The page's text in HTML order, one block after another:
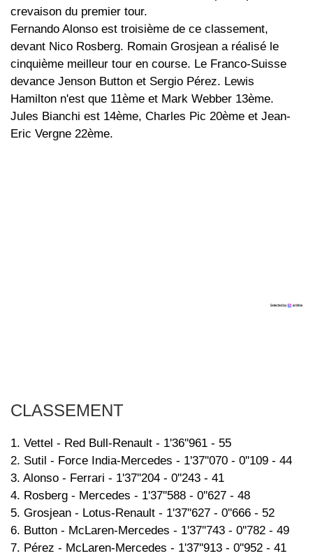
crevaison du premier tour.
Fernando Alonso est troisième de ce classement,
devant Nico Rosberg. Romain Grosjean a réalisé le
cinquième meilleur tour en course. Le Franco-Suisse
devance Jenson Button et Sergio Pérez. Lewis
Hamilton n'est que 11ème et Mark Webber 13ème.
Jules Bianchi est 14ème, Charles Pic 20ème et Jean-
Eric Vergne 22ème.
CLASSEMENT
1. Vettel - Red Bull-Renault - 1'36''961 - 55
2. Sutil - Force India-Mercedes - 1'37''070 - 0''109 - 44
3. Alonso - Ferrari - 1'37''204 - 0''243 - 41
4. Rosberg - Mercedes - 1'37''588 - 0''627 - 48
5. Grosjean - Lotus-Renault - 1'37''627 - 0''666 - 52
6. Button - McLaren-Mercedes - 1'37''743 - 0''782 - 49
7. Pérez - McLaren-Mercedes - 1'37''913 - 0''952 - 41